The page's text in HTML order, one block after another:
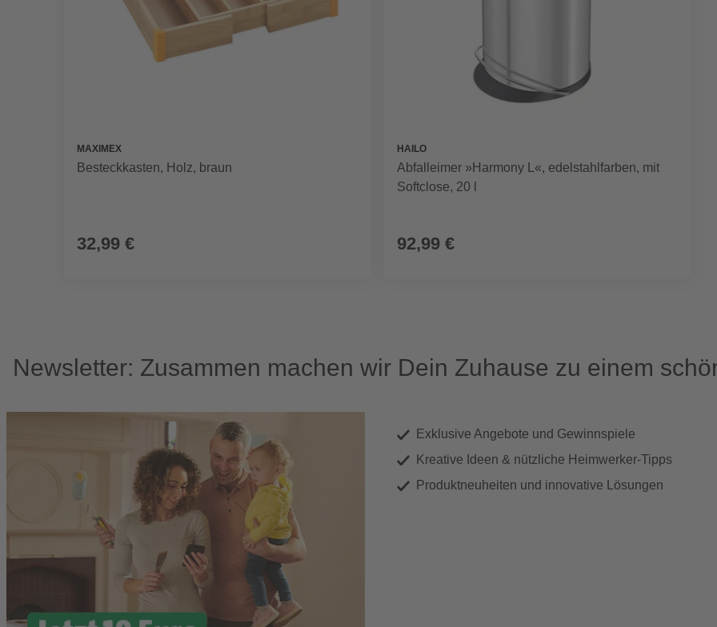
MAXIMEX
Besteckkasten, Holz, braun
32,99 €
HAILO
Abfalleimer »Harmony L«, edelstahlfarben, mit
Softclose, 20 l
92,99 €
Newsletter: Zusammen machen wir Dein Zuhause zu einem
Exklusive Angebote und Gewinnspiele
Kreative Ideen & nützliche Heimwerker-Tipps
Produktneuheiten und innovative Lösungen